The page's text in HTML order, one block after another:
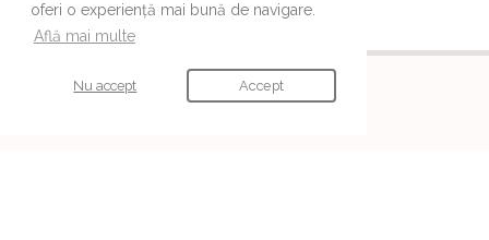
oferi o experiență mai bună de navigare.
Află mai multe
Nu accept Accept
URMĂREȘTE-NE